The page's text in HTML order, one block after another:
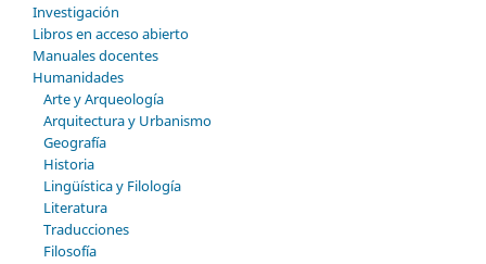
Investigación
Libros en acceso abierto
Manuales docentes
Humanidades
Arte y Arqueología
Arquitectura y Urbanismo
Geografía
Historia
Lingüística y Filología
Literatura
Traducciones
Filosofía